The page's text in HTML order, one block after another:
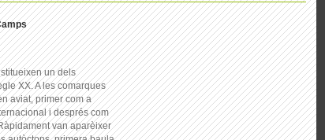
un dels
XX. A les comarques
aviat, primer com a
i després com
van aparèixer